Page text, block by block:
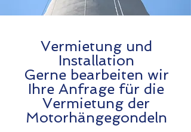
Vermietung und
Installation
Gerne bearbeiten wir
Ihre Anfrage für die
Vermietung der
Motorhängegondeln